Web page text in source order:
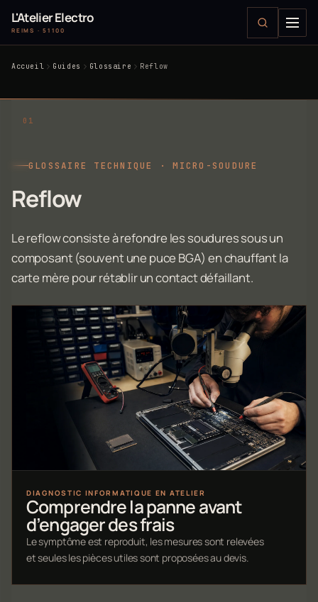
L'Atelier Electro
REIMS · 51100
Accueil Guides Glossaire Reflow
GLOSSAIRE TECHNIQUE · MICRO-SOUDURE
Reflow
Le reflow consiste à refondre les soudures sous un
composant (souvent une puce BGA) en chauffant la
carte mère pour rétablir un contact défaillant.
DIAGNOSTIC INFORMATIQUE EN ATELIER
Comprendre la panne avant
d’engager des frais
Le symptôme est reproduit, les mesures sont relevées
et seules les pièces utiles sont proposées au devis.